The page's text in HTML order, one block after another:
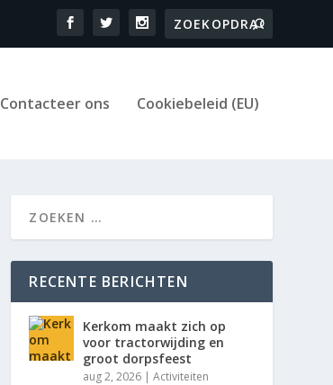
Contacteer ons Cookiebeleid (EU)
RECENTE BERICHTEN
Kerkom maakt zich op
voor tractorwijding en
groot dorpsfeest
aug 2, 2026 |Activiteiten